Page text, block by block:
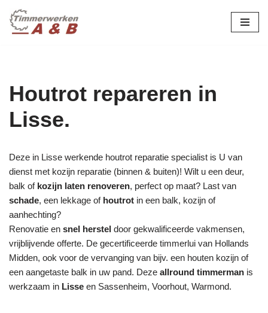
Ga
Houtrot repareren in
Lisse.
Deze in Lisse werkende houtrot reparatie specialist is U van
dienst met kozijn reparatie (binnen & buiten)! Wilt u een deur,
balk of kozijn laten renoveren, perfect op maat? Last van
schade, een lekkage of houtrot in een balk, kozijn of
aanhechting?
Renovatie en snel herstel door gekwalificeerde vakmensen,
vrijblijvende offerte. De gecertificeerde timmerlui van Hollands
Midden, ook voor de vervanging van bijv. een houten kozijn of
een aangetaste balk in uw pand. Deze allround timmerman is
werkzaam in Lisse en Sassenheim, Voorhout, Warmond.